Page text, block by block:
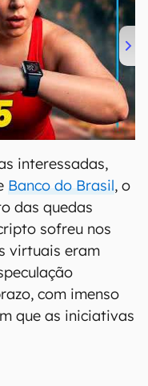
interessadas,
Banco do Brasil, o
das quedas
sofreu nos
virtuais eram
com imenso
que as iniciativas